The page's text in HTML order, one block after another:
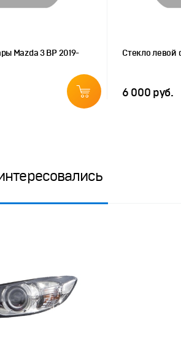
Mazda 3 BP 2019-
Стекло левой
6 000 руб.